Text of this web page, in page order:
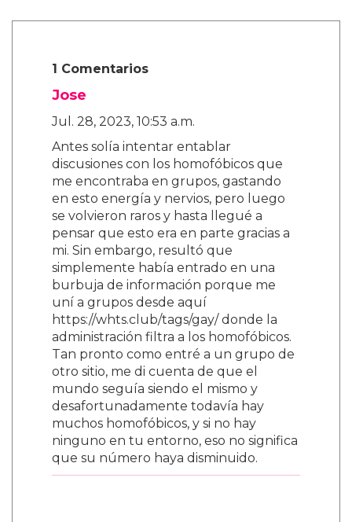
1 Comentarios
Jose
Jul. 28, 2023, 10:53 a.m.
Antes solía intentar entablar
discusiones con los homofóbicos que
me encontraba en grupos, gastando
en esto energía y nervios, pero luego
se volvieron raros y hasta llegué a
pensar que esto era en parte gracias a
mi. Sin embargo, resultó que
simplemente había entrado en una
burbuja de información porque me
uní a grupos desde aquí
https://whts.club/tags/gay/ donde la
administración filtra a los homofóbicos.
Tan pronto como entré a un grupo de
otro sitio, me di cuenta de que el
mundo seguía siendo el mismo y
desafortunadamente todavía hay
muchos homofóbicos, y si no hay
ninguno en tu entorno, eso no significa
que su número haya disminuido.